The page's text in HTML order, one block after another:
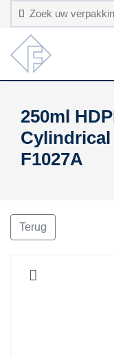
250ml
Cylindrical
F1027A
Terug